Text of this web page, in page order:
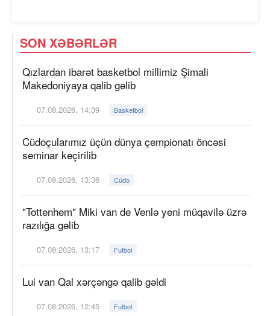
SON XƏBƏRLƏR
Qızlardan ibarət basketbol millimiz Şimali
Makedoniyaya qalib gəlib
07.08.2026, 14:39 Basketbol
Cüdoçularımız üçün dünya çempionatı öncəsi
seminar keçirilib
07.08.2026, 13:36 Cüdo
"Tottenhem" Miki van de Venlə yeni müqavilə üzrə
razılığa gəlib
07.08.2026, 13:17 Futbol
Lui van Qal xərçəngə qalib gəldi
07.08.2026, 12:45 Futbol